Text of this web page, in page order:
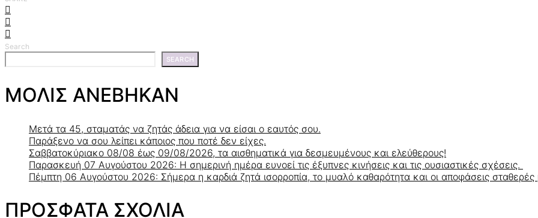
Search
SEARCH
ΜΟΛΙΣ ΑΝΕΒΗΚΑΝ
Μετά τα 45, σταματάς να ζητάς άδεια για να είσαι ο εαυτός σου.
Παράξενο να σου λείπει κάποιος που ποτέ δεν είχες.
Σαββατοκύριακο 08/08 έως 09/08/2026, τα αισθηματικά για δεσμευμένους και ελεύθερους!
Παρασκευή 07 Αυγούστου 2026: Η σημερινή ημέρα ευνοεί τις έξυπνες κινήσεις και τις ουσιαστικές σχέσεις.
Πέμπτη 06 Αυγούστου 2026: Σήμερα η καρδιά ζητά ισορροπία, το μυαλό καθαρότητα και οι αποφάσεις σταθερές
ΠΡΟΣΦΑΤΑ ΣΧΟΛΙΑ